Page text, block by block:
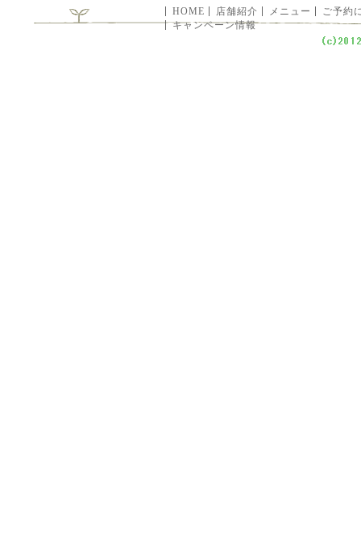
HOME 店舗紹介 メニュー
ご予約
キャンペーン情報